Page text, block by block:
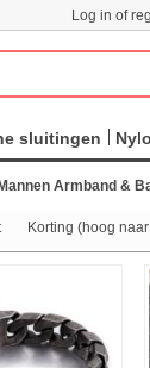
Log in of
sluitingen
Mannen Armband &
Korting (hoog